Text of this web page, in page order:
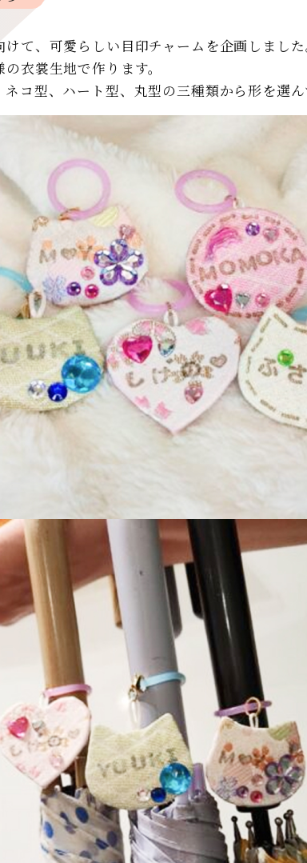
て、可愛らしい目印チャームを企画しまし
衣裳生地で作ります。
コ型、ハート型、丸型の三種類から形を選ん